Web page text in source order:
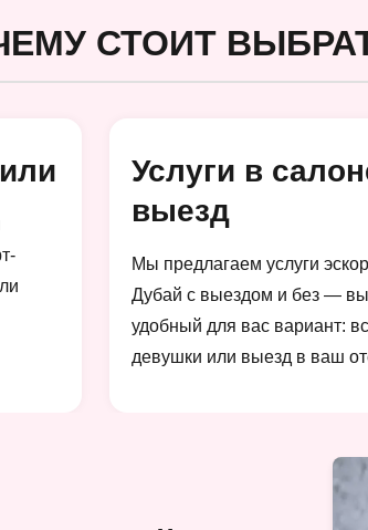
СТОИТ
Услуги в
выезд
Мы предлагаем услуги
Дубай с выездом и без —
удобный для вас вариант:
девушки или выезд в ваш